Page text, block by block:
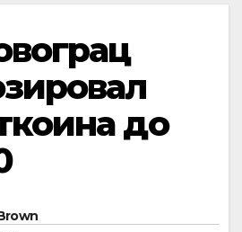
до